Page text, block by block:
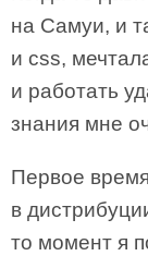
на Самуи, и
и css,
и работать
знания мне
Первое
в
то момент я